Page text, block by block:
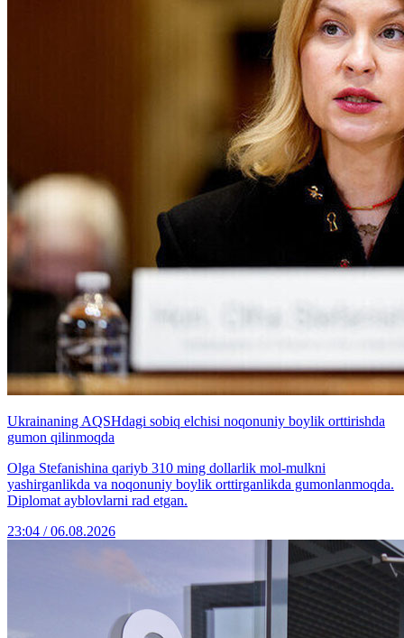
Ukrainaning AQSHdagi sobiq elchisi noqonuniy boylik orttirishda
gumon qilinmoqda
Olga Stefanishina qariyb 310 ming dollarlik mol-mulkni
yashirganlikda va noqonuniy boylik orttirganlikda gumonlanmoqda.
Diplomat ayblovlarni rad etgan.
23:04 / 06.08.2026